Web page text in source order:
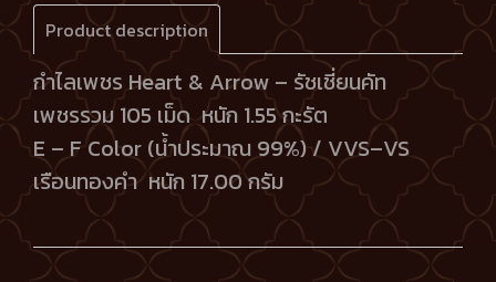
Product description
กำไลเพชร Heart & Arrow – รัชเชี่ยนคัท
เพชรรวม 105 เม็ด หนัก 1.55 กะรัต
E – F Color (น้ำประมาณ 99%) / VVS–VS
เรือนทองคำ หนัก 17.00 กรัม